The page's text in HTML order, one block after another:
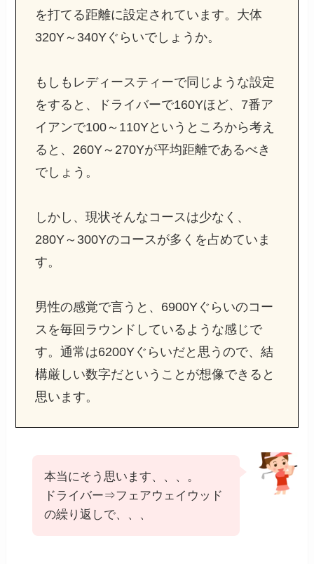
を打てる距離に設定されています。大体
320Y～340Yぐらいでしょうか。
もしもレディースティーで同じような設定
をすると、ドライバーで160Yほど、7番ア
イアンで100～110Yというところから考え
ると、260Y～270Yが平均距離であるべき
でしょう。
しかし、現状そんなコースは少なく、
280Y～300Yのコースが多くを占めていま
す。
男性の感覚で言うと、6900Yぐらいのコー
スを毎回ラウンドしているような感じで
す。通常は6200Yぐらいだと思うので、結
構厳しい数字だということが想像できると
思います。
本当にそう思います、、、。
ドライバー⇒フェアウェイウッド
の繰り返しで、、、